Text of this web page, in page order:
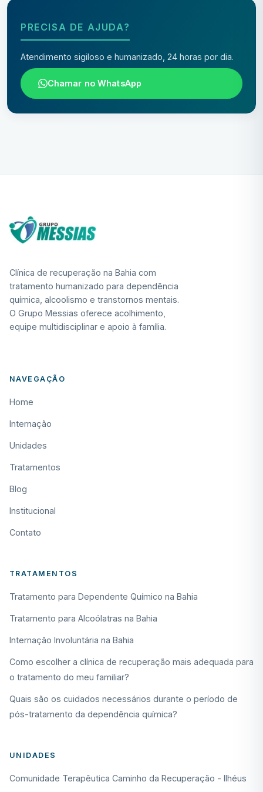
PRECISA DE AJUDA?
Atendimento sigiloso e humanizado, 24 horas por dia.
Chamar no WhatsApp
Clínica de recuperação na Bahia com
tratamento humanizado para dependência
química, alcoolismo e transtornos mentais.
O Grupo Messias oferece acolhimento,
equipe multidisciplinar e apoio à família.
NAVEGAÇÃO
Home
Internação
Unidades
Tratamentos
Blog
Institucional
Contato
TRATAMENTOS
Tratamento para Dependente Químico na Bahia
Tratamento para Alcoólatras na Bahia
Internação Involuntária na Bahia
Como escolher a clínica de recuperação mais adequada para
o tratamento do meu familiar?
Quais são os cuidados necessários durante o período de
pós-tratamento da dependência química?
UNIDADES
Comunidade Terapêutica Caminho da Recuperação - Ilhéus